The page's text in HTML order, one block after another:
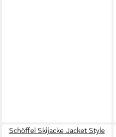
Schöffel Skijacke Jacket Style